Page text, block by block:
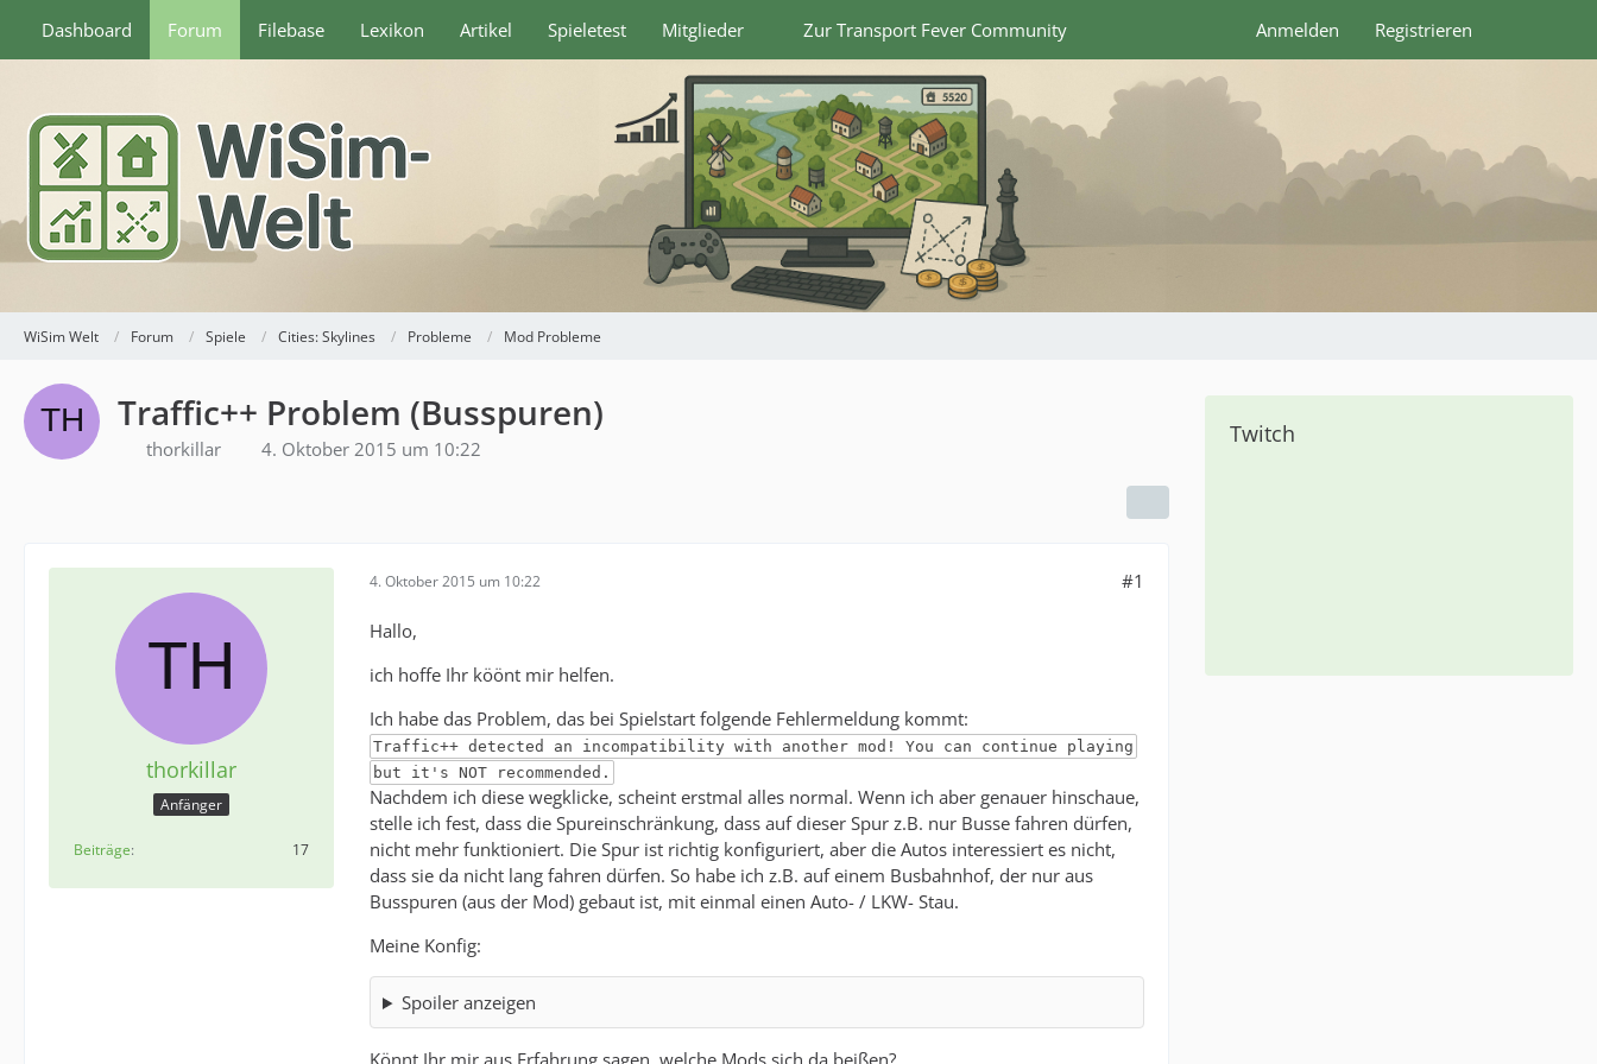
Dashboard Forum Filebase Lexikon Artikel Spieletest Mitglieder Zur Transport Fever Community Anmelden Registrieren
WiSim Welt Forum Spiele Cities: Skylines Probleme Mod Probleme
Traffic++ Problem (Busspuren)
thorkillar 4. Oktober 2015 um 10:22
thorkillar
Anfänger
Beiträge 17
4. Oktober 2015 um 10:22 #1
Hallo,
ich hoffe Ihr köönt mir helfen.
Ich habe das Problem, das bei Spielstart folgende Fehlermeldung kommt:
Traffic++ detected an incompatibility with another mod! You can continue playing
but it's NOT recommended.
Nachdem ich diese wegklicke, scheint erstmal alles normal. Wenn ich aber genauer hinschaue,
stelle ich fest, dass die Spureinschränkung, dass auf dieser Spur z.B. nur Busse fahren dürfen,
nicht mehr funktioniert. Die Spur ist richtig konfiguriert, aber die Autos interessiert es nicht,
dass sie da nicht lang fahren dürfen. So habe ich z.B. auf einem Busbahnhof, der nur aus
Busspuren (aus der Mod) gebaut ist, mit einmal einen Auto- / LKW- Stau.
Meine Konfig:
Spoiler anzeigen
Könnt Ihr mir aus Erfahrung sagen, welche Mods sich da beißen?
Twitch